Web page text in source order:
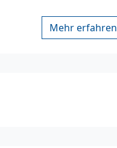
Mehr erfahren